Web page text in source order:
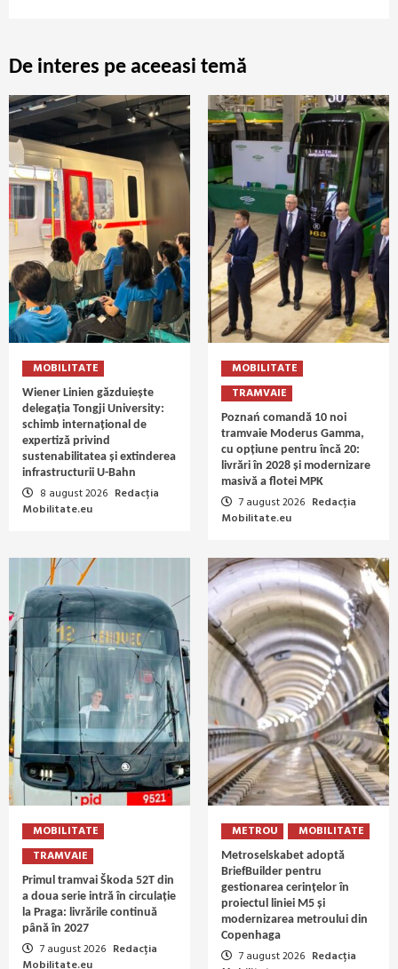
De interes pe aceeasi temă
MOBILITATE
Wiener Linien găzduiește
delegația Tongji University:
schimb internațional de
expertiză privind
sustenabilitatea și extinderea
infrastructurii U-Bahn
8 august 2026 Redacția
Mobilitate.eu
MOBILITATE
TRAMVAIE
Poznań comandă 10 noi
tramvaie Moderus Gamma,
cu opțiune pentru încă 20:
livrări în 2028 și modernizare
masivă a flotei MPK
7 august 2026 Redacția
Mobilitate.eu
MOBILITATE
TRAMVAIE
Primul tramvai Škoda 52T din
a doua serie intră în circulație
la Praga: livrările continuă
până în 2027
7 august 2026 Redacția
Mobilitate.eu
METROU MOBILITATE
Metroselskabet adoptă
BriefBuilder pentru
gestionarea cerințelor în
proiectul liniei M5 și
modernizarea metroului din
Copenhaga
7 august 2026 Redacția